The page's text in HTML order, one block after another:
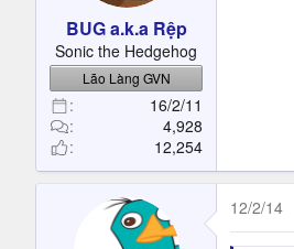
BUG a.k.a Rệp
Sonic the Hedgehog
Lão Làng GVN
16/2/11
4,928
12,254
12/2/14